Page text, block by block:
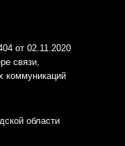
от 02.11.2020
связи,
коммуникаций
области